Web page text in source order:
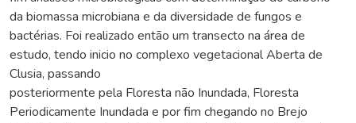
da biomassa microbiana e da diversidade de fungos e
bactérias. Foi realizado então um transecto na área de
estudo, tendo inicio no complexo vegetacional Aberta de
Clusia, passando
posteriormente pela Floresta não Inundada, Floresta
Periodicamente Inundada e por fim chegando no Brejo